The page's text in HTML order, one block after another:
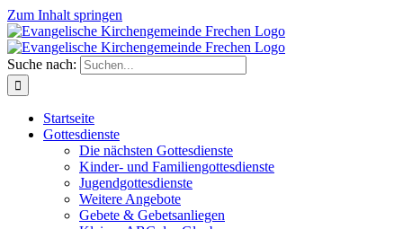
Zum Inhalt springen
Suche nach:
Startseite
Gottesdienste
Die nächsten Gottesdienste
Kinder- und Familiengottesdienste
Jugendgottesdienste
Weitere Angebote
Gebete & Gebetsanliegen